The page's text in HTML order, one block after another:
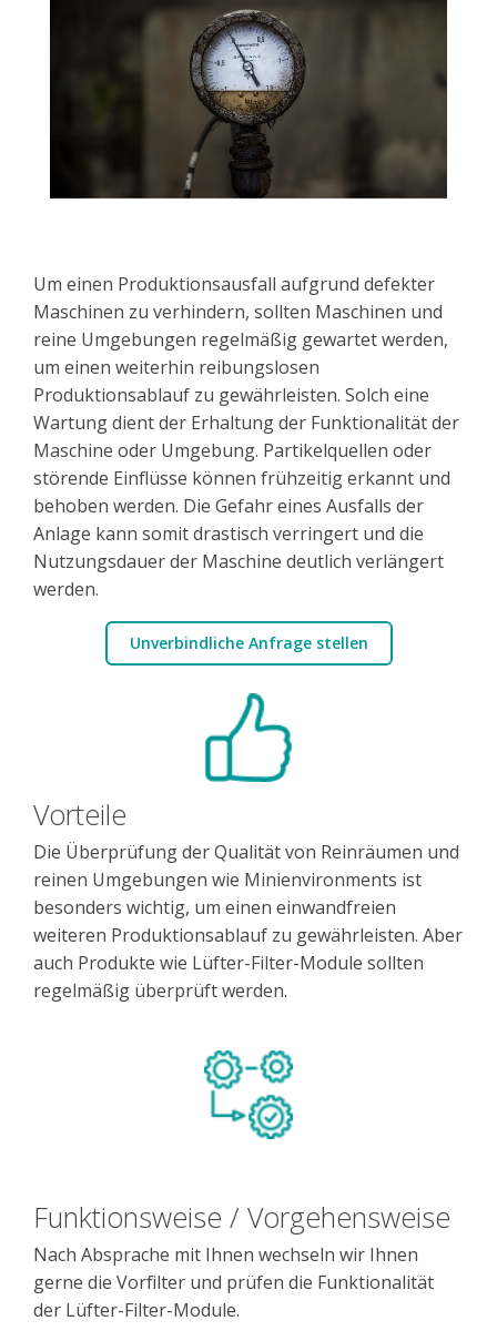
Um einen Produktionsausfall aufgrund defekter
Maschinen zu verhindern, sollten Maschinen und
reine Umgebungen regelmäßig gewartet werden,
um einen weiterhin reibungslosen
Produktionsablauf zu gewährleisten. Solch eine
Wartung dient der Erhaltung der Funktionalität der
Maschine oder Umgebung. Partikelquellen oder
störende Einflüsse können frühzeitig erkannt und
behoben werden. Die Gefahr eines Ausfalls der
Anlage kann somit drastisch verringert und die
Nutzungsdauer der Maschine deutlich verlängert
werden.
Unverbindliche Anfrage stellen
Vorteile
Die Überprüfung der Qualität von Reinräumen und
reinen Umgebungen wie Minienvironments ist
besonders wichtig, um einen einwandfreien
weiteren Produktionsablauf zu gewährleisten. Aber
auch Produkte wie Lüfter-Filter-Module sollten
regelmäßig überprüft werden.
Funktionsweise / Vorgehensweise
Nach Absprache mit Ihnen wechseln wir Ihnen
gerne die Vorfilter und prüfen die Funktionalität
der Lüfter-Filter-Module.